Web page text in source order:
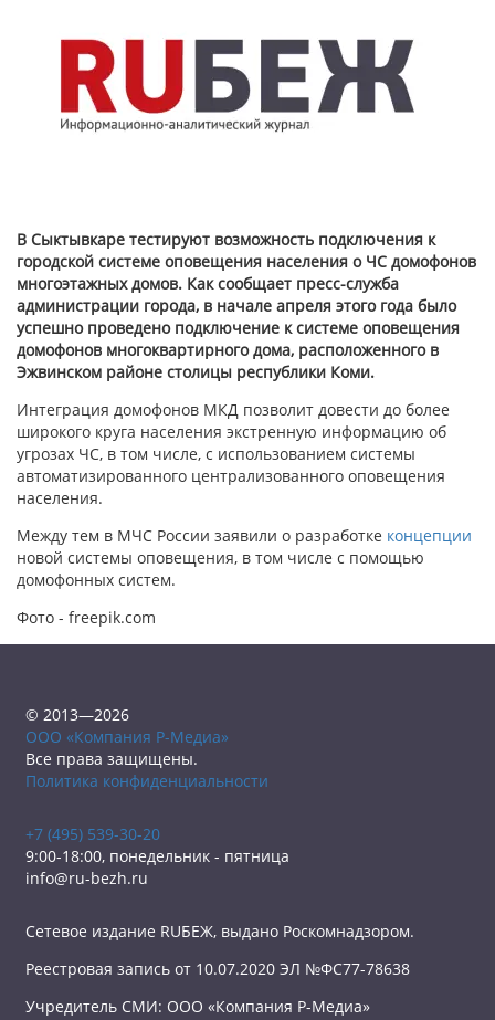
В Сыктывкаре тестируют возможность подключения к
городской системе оповещения населения о ЧС домофонов
многоэтажных домов. Как сообщает пресс-служба
администрации города, в начале апреля этого года было
успешно проведено подключение к системе оповещения
домофонов многоквартирного дома, расположенного в
Эжвинском районе столицы республики Коми.
Интеграция домофонов МКД позволит довести до более
широкого круга населения экстренную информацию об
угрозах ЧС, в том числе, с использованием системы
автоматизированного централизованного оповещения
населения.
Между тем в МЧС России заявили о разработке концепции
новой системы оповещения, в том числе с помощью
домофонных систем.
Фото - freepik.com
© 2013—2026
ООО «Компания Р-Медиа»
Все права защищены.
Политика конфиденциальности
+7 (495) 539-30-20
9:00-18:00, понедельник - пятница
info@ru-bezh.ru
Сетевое издание RUБЕЖ, выдано Роскомнадзором.
Реестровая запись от 10.07.2020 ЭЛ №ФС77-78638
Учредитель СМИ: ООО «Компания Р-Медиа»